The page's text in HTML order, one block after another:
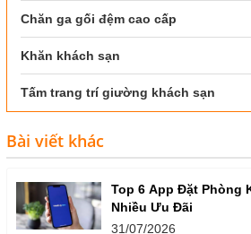
Chăn ga gối đệm cao cấp
Khăn khách sạn
Tấm trang trí giường khách sạn
Bài viết khác
Top 6 App Đặt Phòng
Nhiều Ưu Đãi
31/07/2026